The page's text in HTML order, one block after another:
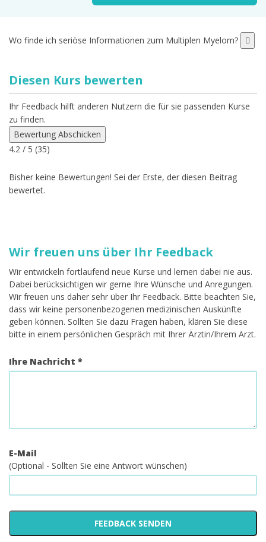
Wo finde ich seriöse Informationen zum Multiplen Myelom?
Diesen Kurs bewerten
Ihr Feedback hilft anderen Nutzern die für sie passenden Kurse
zu finden.
Bewertung Abschicken
4.2 / 5 (35)
Bisher keine Bewertungen! Sei der Erste, der diesen Beitrag
bewertet.
Wir freuen uns über Ihr Feedback
Wir entwickeln fortlaufend neue Kurse und lernen dabei nie aus.
Dabei berücksichtigen wir gerne Ihre Wünsche und Anregungen.
Wir freuen uns daher sehr über Ihr Feedback. Bitte beachten Sie,
dass wir keine personenbezogenen medizinischen Auskünfte
geben können. Sollten Sie dazu Fragen haben, klären Sie diese
bitte in einem persönlichen Gespräch mit Ihrer Ärztin/Ihrem Arzt.
Ihre Nachricht *
E-Mail
(Optional - Sollten Sie eine Antwort wünschen)